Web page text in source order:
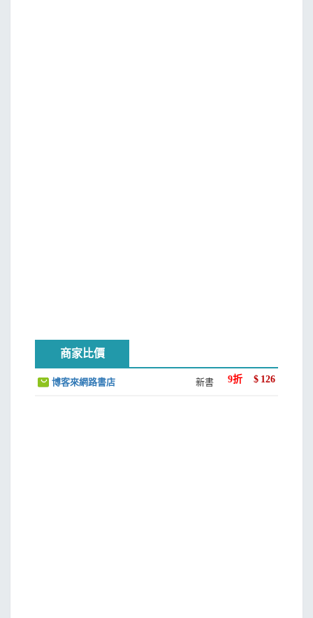
商家比價
博客來網路書店 新書 9折 $ 126